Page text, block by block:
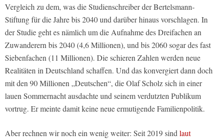
Vergleich zu dem, was die Studienschreiber der Bertelsmann-
Stiftung für die Jahre bis 2040 und darüber hinaus vorschlagen. In
der Studie geht es nämlich um die Aufnahme des Dreifachen an
Zuwanderern bis 2040 (4,6 Millionen), und bis 2060 sogar des fast
Siebenfachen (11 Millionen). Die schieren Zahlen werden neue
Realitäten in Deutschland schaffen. Und das konvergiert dann doch
mit den 90 Millionen „Deutschen“, die Olaf Scholz sich in einer
lauen Sommernacht ausdachte und seinem verdutzten Publikum
vortrug. Er meinte damit keine neue ermutigende Familienpolitik.
Aber rechnen wir noch ein wenig weiter: Seit 2019 sind laut